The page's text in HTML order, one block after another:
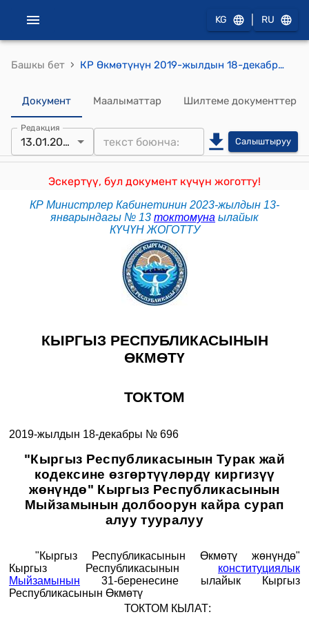
KG RU
Башкы бет › КР Өкмөтүнүн 2019-жылдын 18-декабрындагы № 696 "Кыргыз Республикасынын Турак жай кодексине өзгөртүүлөрдү киргизүү жөнүндө" Кыргыз Республикасынын Мыйзамынын долбоорун кайра сурап алуу тууралуу" токтому
Документ Маалыматтар Шилтеме документтер
Редакция
13.01.2023 Салыштыруу
Эскертүү, бул документ күчүн жоготту!